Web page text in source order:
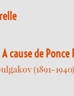
cause de
(1891-